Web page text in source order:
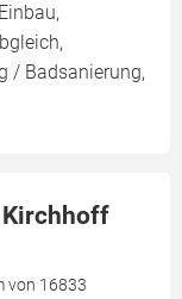
/ Badsanierung,
Kirchhoff
von 16833